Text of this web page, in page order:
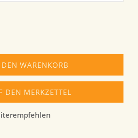
WARENKORB
DEN MERKZETTEL